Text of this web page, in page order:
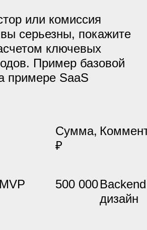
или комиссия
серьезны, покажите
ключевых
Пример базовой
примере SaaS
Сумма,
₽
500 000
дизайн